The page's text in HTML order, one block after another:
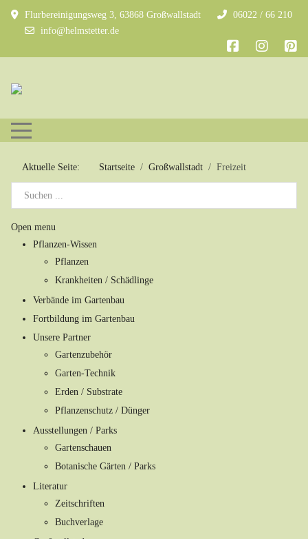
Flurbereinigungsweg 3, 63868 Großwallstadt
06022 / 66 210
info@helmstetter.de
Mobile Menu Toggle
Aktuelle Seite: Startseite Großwallstadt Freizeit
Open menu
Pflanzen-Wissen
Pflanzen
Krankheiten / Schädlinge
Verbände im Gartenbau
Fortbildung im Gartenbau
Unsere Partner
Gartenzubehör
Garten-Technik
Erden / Substrate
Pflanzenschutz / Dünger
Ausstellungen / Parks
Gartenschauen
Botanische Gärten / Parks
Literatur
Zeitschriften
Buchverlage